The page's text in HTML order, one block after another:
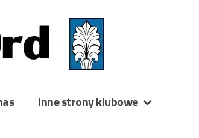
Inne strony klubowe